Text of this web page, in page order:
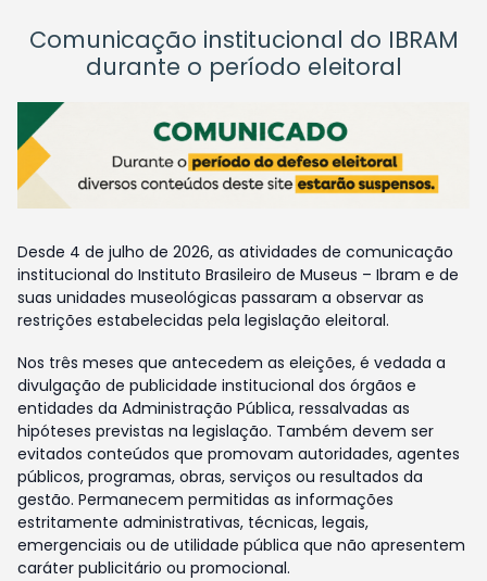
Comunicação institucional do IBRAM
durante o período eleitoral
Desde 4 de julho de 2026, as atividades de comunicação
institucional do Instituto Brasileiro de Museus – Ibram e de
suas unidades museológicas passaram a observar as
restrições estabelecidas pela legislação eleitoral.
Nos três meses que antecedem as eleições, é vedada a
divulgação de publicidade institucional dos órgãos e
entidades da Administração Pública, ressalvadas as
hipóteses previstas na legislação. Também devem ser
evitados conteúdos que promovam autoridades, agentes
públicos, programas, obras, serviços ou resultados da
gestão. Permanecem permitidas as informações
estritamente administrativas, técnicas, legais,
emergenciais ou de utilidade pública que não apresentem
caráter publicitário ou promocional.